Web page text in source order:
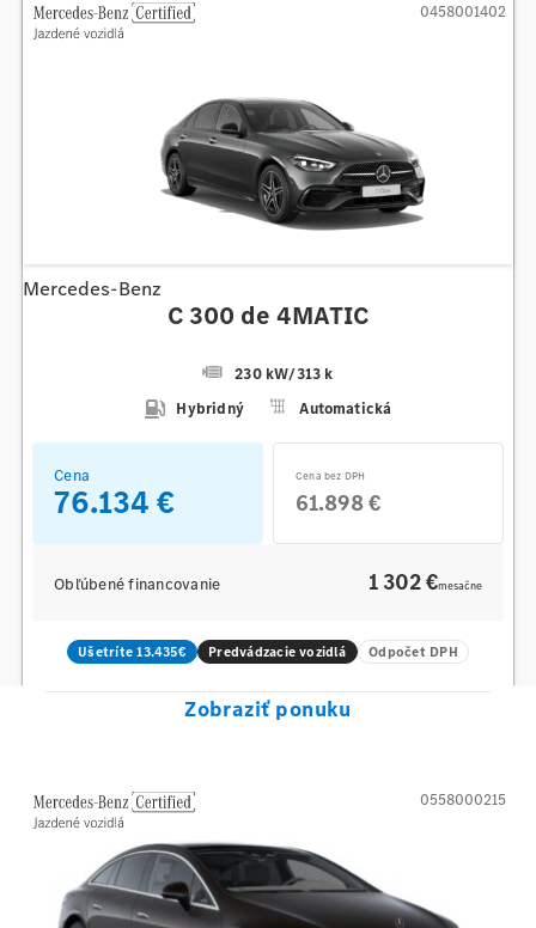
Mercedes-Benz
C 300 de 4MATIC
230 kW/313 k
Hybridný
Automatická
0458001402
Cena
76.134 €
Cena bez DPH
61.898 €
Obľúbené financovanie 1 302 €mesačne
Ušetríte 13.435€ Predvádzacie vozidlá Odpočet DPH
Zobraziť ponuku
0558000215